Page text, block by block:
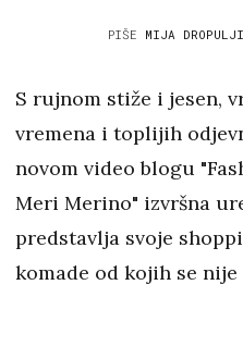
PIŠE MIJA
S rujnom stiže i jesen,
vremena i toplijih
novom video blogu
Meri Merino" izvršna
predstavlja svoje
komade od kojih se nije